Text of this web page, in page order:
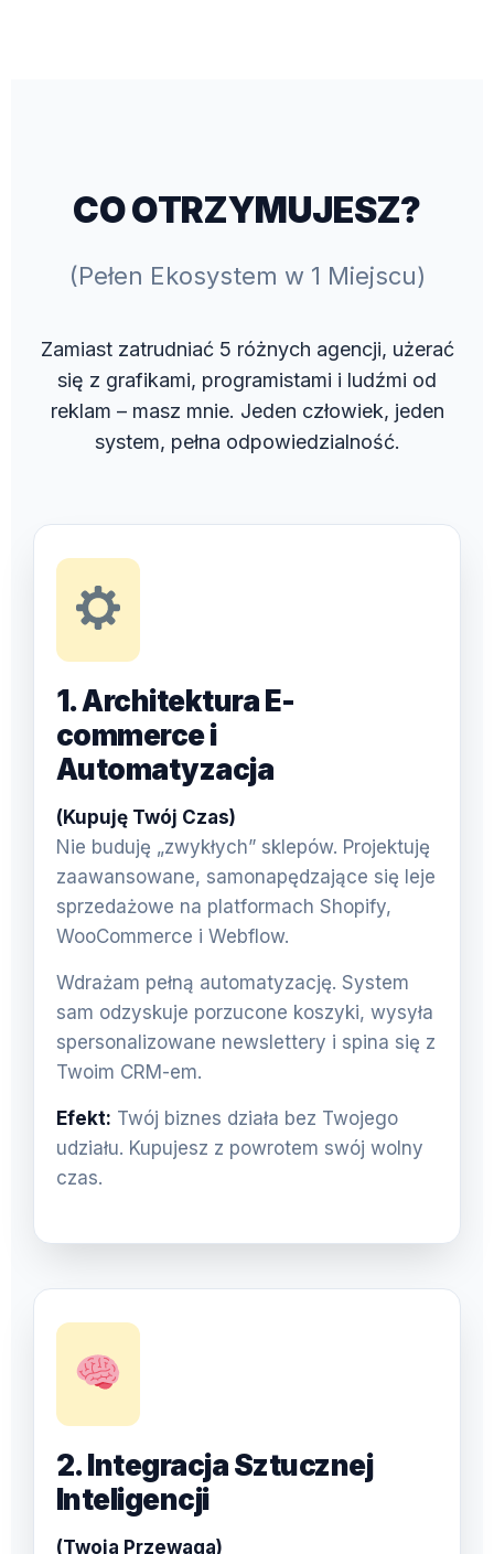
CO OTRZYMUJESZ?
(Pełen Ekosystem w 1 Miejscu)
Zamiast zatrudniać 5 różnych agencji, użerać
się z grafikami, programistami i ludźmi od
reklam – masz mnie. Jeden człowiek, jeden
system, pełna odpowiedzialność.
1. Architektura E-
commerce i
Automatyzacja
(Kupuję Twój Czas)
Nie buduję „zwykłych” sklepów. Projektuję
zaawansowane, samonapędzające się leje
sprzedażowe na platformach Shopify,
WooCommerce i Webflow.
Wdrażam pełną automatyzację. System
sam odzyskuje porzucone koszyki, wysyła
spersonalizowane newslettery i spina się z
Twoim CRM-em.
Efekt: Twój biznes działa bez Twojego
udziału. Kupujesz z powrotem swój wolny
czas.
2. Integracja Sztucznej
Inteligencji
(Twoja Przewaga)